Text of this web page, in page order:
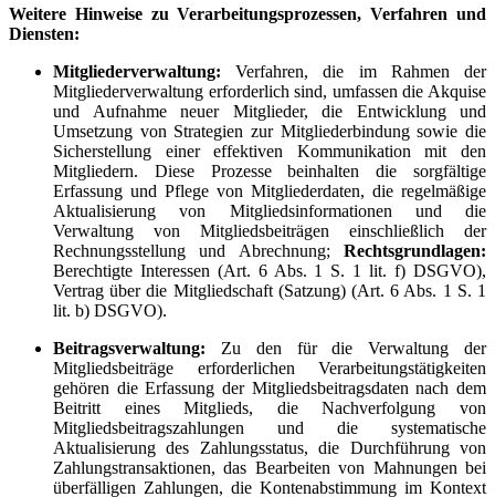
Weitere Hinweise zu Verarbeitungsprozessen, Verfahren und
Diensten:
Mitgliederverwaltung:Verfahren, die im Rahmen der
Mitgliederverwaltung erforderlich sind, umfassen die Akquise
und Aufnahme neuer Mitglieder, die Entwicklung und
Umsetzung von Strategien zur Mitgliederbindung sowie die
Sicherstellung einer effektiven Kommunikation mit den
Mitgliedern. Diese Prozesse beinhalten die sorgfältige
Erfassung und Pflege von Mitgliederdaten, die regelmäßige
Aktualisierung von Mitgliedsinformationen und die
Verwaltung von Mitgliedsbeiträgen einschließlich der
Rechnungsstellung und Abrechnung; Rechtsgrundlagen:
Berechtigte Interessen (Art. 6 Abs. 1 S. 1 lit. f) DSGVO),
Vertrag über die Mitgliedschaft (Satzung) (Art. 6 Abs. 1 S. 1
lit. b) DSGVO).
Beitragsverwaltung: Zu den für die Verwaltung der
Mitgliedsbeiträge erforderlichen Verarbeitungstätigkeiten
gehören die Erfassung der Mitgliedsbeitragsdaten nach dem
Beitritt eines Mitglieds, die Nachverfolgung von
Mitgliedsbeitragszahlungen und die systematische
Aktualisierung des Zahlungsstatus, die Durchführung von
Zahlungstransaktionen, das Bearbeiten von Mahnungen bei
überfälligen Zahlungen, die Kontenabstimmung im Kontext